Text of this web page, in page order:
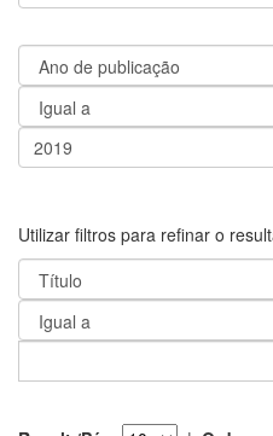
Utilizar filtros para refinar o